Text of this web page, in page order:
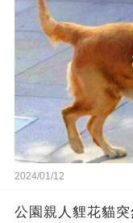
2024/01/12
公園親人貍花貓